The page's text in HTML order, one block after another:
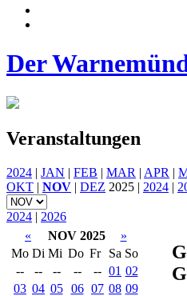
Der
Veranstaltungen
2024 | JAN | FEB | MAR | APR |
OKT | NOV | DEZ 2025 | 2024 |
2024 | 2026
«
NOV 2025
»
Mo Di Mi Do Fr Sa So
--
-- -- -- -- 01 02
03 04 05 06 07 08 09